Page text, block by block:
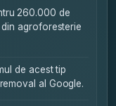
260.000 de
agroforesterie
de acest tip
al Google.